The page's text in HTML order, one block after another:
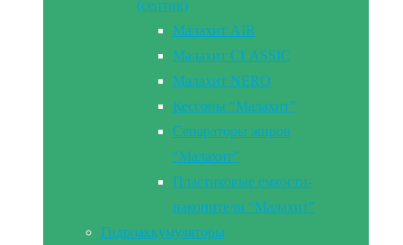
(септик)
Малахит AIR
Малахит CLASSIC
Малахит NERO
Кессоны “Малахит”
Сепараторы жиров
“Малахит”
Пластиковые емкости-
накопители “Малахит”
Гидроаккумуляторы